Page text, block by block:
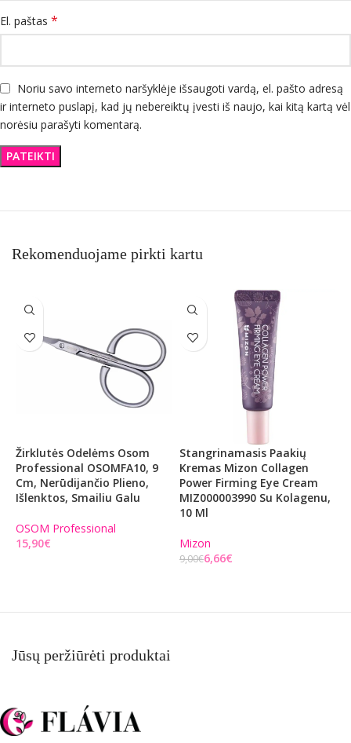
El. paštas *
Noriu savo interneto naršyklėje išsaugoti vardą, el. pašto adresą
ir interneto puslapį, kad jų nebereiktų įvesti iš naujo, kai kitą kartą vėl
norėsiu parašyti komentarą.
Rekomenduojame pirkti kartu
Žirklutės Odelėms Osom
Professional OSOMFA10, 9
Cm, Nerūdijančio Plieno,
Išlenktos, Smailiu Galu
OSOM Professional
€
Stangrinamasis Paakių
Kremas Mizon Collagen
Power Firming Eye Cream
MIZ000003990 Su Kolagenu,
10 Ml
Mizon
9,00€6,66€
Jūsų peržiūrėti produktai